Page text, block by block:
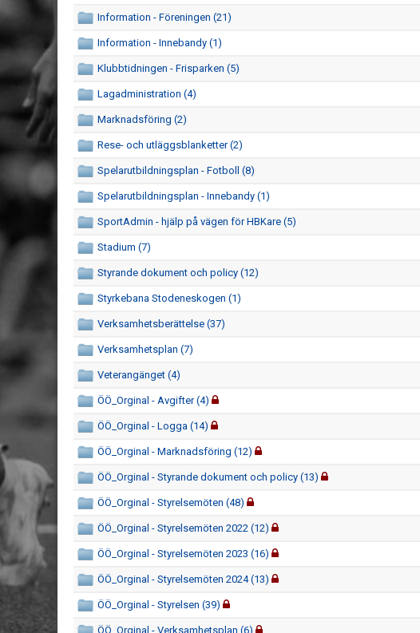
Information - Föreningen (21)
Information - Innebandy (1)
Klubbtidningen - Frisparken (5)
Lagadministration (4)
Marknadsföring (2)
Rese- och utläggsblanketter (2)
Spelarutbildningsplan - Fotboll (8)
Spelarutbildningsplan - Innebandy (1)
SportAdmin - hjälp på vägen för HBKare (5)
Stadium (7)
Styrande dokument och policy (12)
Styrkebana Stodeneskogen (1)
Verksamhetsberättelse (37)
Verksamhetsplan (7)
Veterangänget (4)
ÖÖ_Orginal - Avgifter (4)
ÖÖ_Orginal - Logga (14)
ÖÖ_Orginal - Marknadsföring (12)
ÖÖ_Orginal - Styrande dokument och policy (13)
ÖÖ_Orginal - Styrelsemöten (48)
ÖÖ_Orginal - Styrelsemöten 2022 (12)
ÖÖ_Orginal - Styrelsemöten 2023 (16)
ÖÖ_Orginal - Styrelsemöten 2024 (13)
ÖÖ_Orginal - Styrelsen (39)
ÖÖ_Orginal - Verksamhetsplan (6)